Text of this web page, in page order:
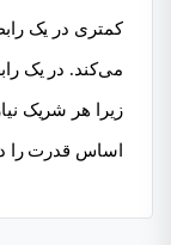
کمتری در یک
می‌کند. در یک
زیرا هر شریک
اساس قدرت را